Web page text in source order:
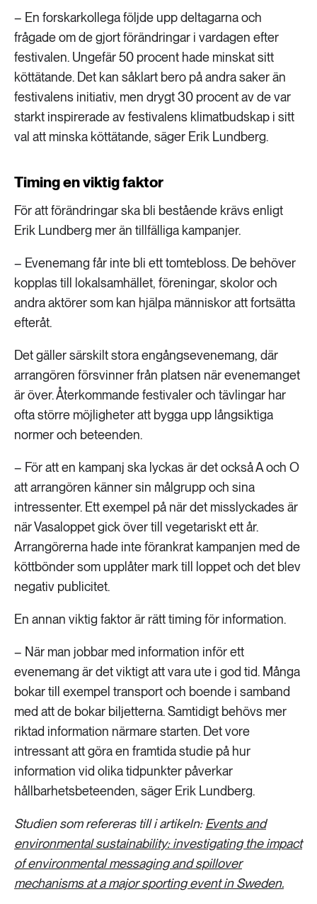
– En forskarkollega följde upp deltagarna och
frågade om de gjort förändringar i vardagen efter
festivalen. Ungefär 50 procent hade minskat sitt
köttätande. Det kan såklart bero på andra saker än
festivalens initiativ, men drygt 30 procent av de var
starkt inspirerade av festivalens klimatbudskap i sitt
val att minska köttätande, säger Erik Lundberg.
Timing en viktig faktor
För att förändringar ska bli bestående krävs enligt
Erik Lundberg mer än tillfälliga kampanjer.
– Evenemang får inte bli ett tomtebloss. De behöver
kopplas till lokalsamhället, föreningar, skolor och
andra aktörer som kan hjälpa människor att fortsätta
efteråt.
Det gäller särskilt stora engångsevenemang, där
arrangören försvinner från platsen när evenemanget
är över. Återkommande festivaler och tävlingar har
ofta större möjligheter att bygga upp långsiktiga
normer och beteenden.
– För att en kampanj ska lyckas är det också A och O
att arrangören känner sin målgrupp och sina
intressenter. Ett exempel på när det misslyckades är
när Vasaloppet gick över till vegetariskt ett år.
Arrangörerna hade inte förankrat kampanjen med de
köttbönder som upplåter mark till loppet och det blev
negativ publicitet.
En annan viktig faktor är rätt timing för information.
– När man jobbar med information inför ett
evenemang är det viktigt att vara ute i god tid. Många
bokar till exempel transport och boende i samband
med att de bokar biljetterna. Samtidigt behövs mer
riktad information närmare starten. Det vore
intressant att göra en framtida studie på hur
information vid olika tidpunkter påverkar
hållbarhetsbeteenden, säger Erik Lundberg.
Studien som refereras till i artikeln:Events and
environmental sustainability: investigating the impact
of environmental messaging and spillover
mechanisms at a major sporting event in Sweden.